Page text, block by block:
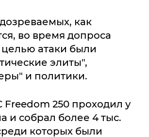
как
во время допроса
целью атаки были
элиты",
и политики.
Freedom 250 проходил у
и собрал более 4 тыс.
которых были